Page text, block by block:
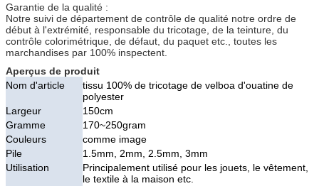
Garantie de la qualité :
Notre suivi de département de contrôle de qualité notre ordre de
début à l'extrémité, responsable du tricotage, de la teinture, du
contrôle colorimétrique, de défaut, du paquet etc., toutes les
marchandises par 100% inspectent.
Aperçus de produit
Nom d'article
tissu 100% de tricotage de velboa d'ouatine de
polyester
Largeur
150cm
Gramme
170~250gram
Couleurs
comme image
Pile
1.5mm, 2mm, 2.5mm, 3mm
Utilisation
Principalement utilisé pour les jouets, le vêtement,
le textile à la maison etc.